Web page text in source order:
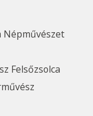
Népművészet
Felsőzsolca